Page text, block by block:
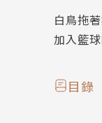
白鳥拖
加入籃
目錄